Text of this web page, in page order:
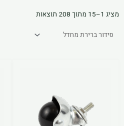
מציג 1–15 מתוך 208 תוצאות